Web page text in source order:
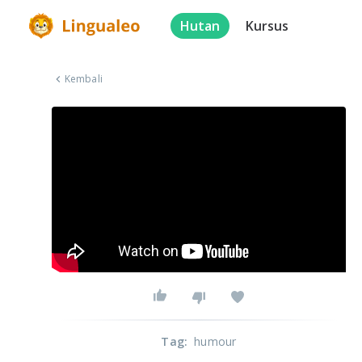
Hutan Kursus
Kembali
Tag: humour